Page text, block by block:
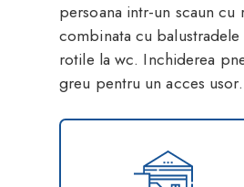
persoana intr-un scaun
combinata cu
rotile la wc. Inchiderea
greu pentru un acces usor.